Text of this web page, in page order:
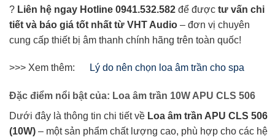
? Liên hệ ngay Hotline 0941.532.582 để được tư vấn chi
tiết và báo giá tốt nhất từ VHT Audio – đơn vị chuyên
cung cấp thiết bị âm thanh chính hãng trên toàn quốc!
>>> Xem thêm: Lý do nên chọn loa âm trần cho spa
Đặc điểm nổi bật của: Loa âm trần 10W APU CLS 506
Dưới đây là thông tin chi tiết về Loa âm trần APU CLS 506
(10W) – một sản phẩm chất lượng cao, phù hợp cho các hệ